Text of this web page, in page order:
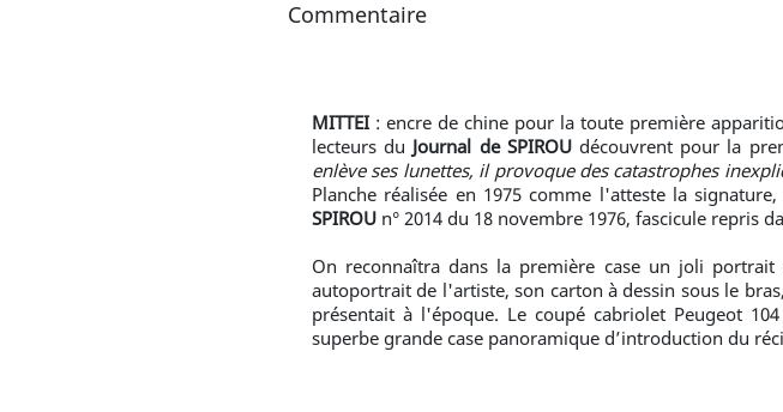
Commentaire
MITTEI : encre de chine pour la toute première
lecteurs du Journal de SPIROUdécouvrent pour la
enlève ses lunettes, il provoque des catastrophes
Planche réalisée en 1975 comme l'atteste la
SPIROU n° 2014 du 18 novembre 1976, fascicule repris
On reconnaîtra dans la première case un joli portrait
autoportrait de l'artiste, son carton à dessin sous le
présentait à l'époque. Le coupé cabriolet Peugeot
superbe grande case panoramique d’introduction du